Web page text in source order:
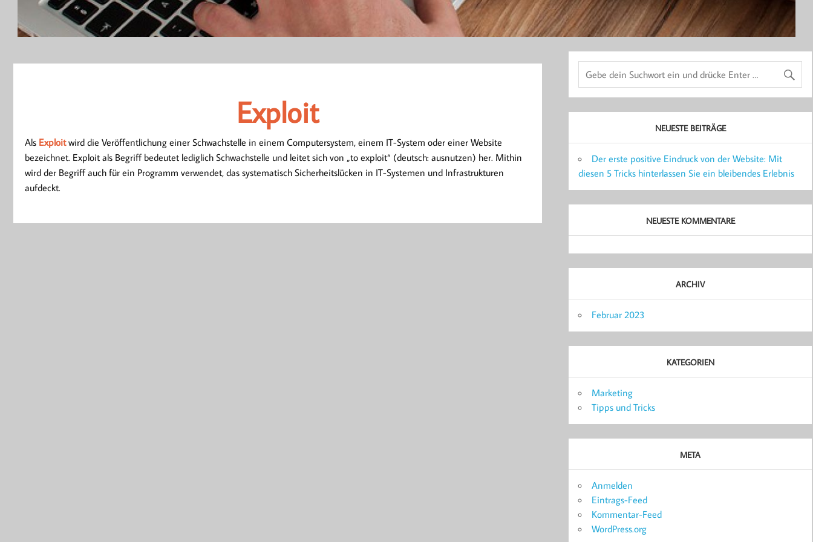
Exploit
Als Exploitwird die Veröffentlichung einer Schwachstelle in einem Computersystem, einem IT-System oder einer Website
bezeichnet. Exploit als Begriff bedeutet lediglich Schwachstelle und leitet sich von „to exploit“ (deutsch: ausnutzen) her. Mithin
wird der Begriff auch für ein Programm verwendet, das systematisch Sicherheitslücken in IT-Systemen und Infrastrukturen
aufdeckt.
NEUESTE BEITRÄGE
Der erste positive Eindruck von der Website: Mit
diesen 5 Tricks hinterlassen Sie ein bleibendes Erlebnis
NEUESTE KOMMENTARE
ARCHIV
Februar 2023
KATEGORIEN
Marketing
Tipps und Tricks
META
Anmelden
Eintrags-Feed
Kommentar-Feed
WordPress.org